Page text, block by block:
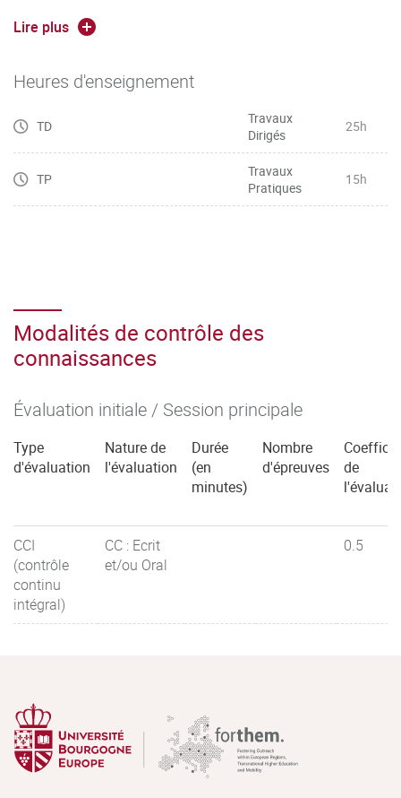
Lire plus
Heures d'enseignement
TD
Travaux
Dirigés
25h
TP
Travaux
Pratiques
15h
Modalités de contrôle des
connaissances
Évaluation initiale / Session principale
Type
d'évaluation
Nature de
l'évaluation
Durée
(en
minutes)
Nombre
d'épreuves
de
CCI
(contrôle
continu
intégral)
CC : Ecrit
et/ou Oral
0.5